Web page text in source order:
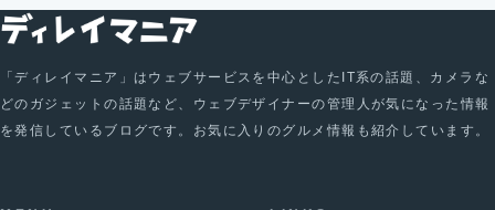
「ディレイマニア」はウェブサービスを中心としたIT系の話題、カメラな
どのガジェットの話題など、ウェブデザイナーの管理人が気になった情報
を発信しているブログです。お気に入りのグルメ情報も紹介しています。